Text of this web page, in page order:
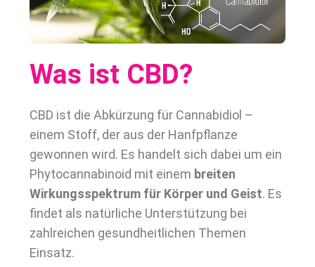
Was ist CBD?
CBD ist die Abkürzung für Cannabidiol –
einem Stoff, der aus der Hanfpflanze
gewonnen wird. Es handelt sich dabei um ein
Phytocannabinoid mit einem breiten
Wirkungsspektrum für Körper und Geist. Es
findet als natürliche Unterstützung bei
zahlreichen gesundheitlichen Themen
Einsatz.